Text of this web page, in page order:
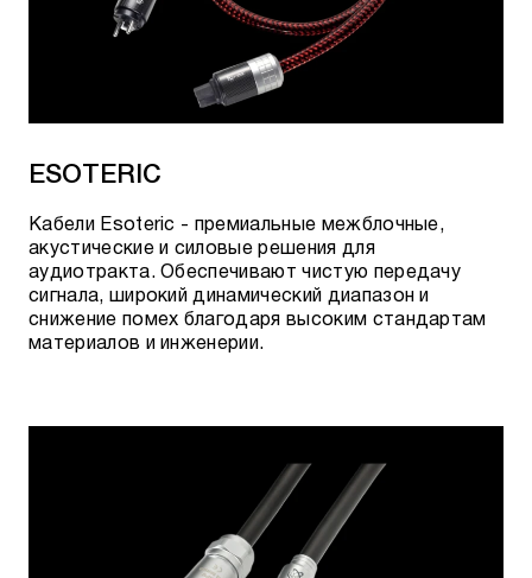
ESOTERIC
Кабели Esoteric - премиальные межблочные,
акустические и силовые решения для
аудиотракта. Обеспечивают чистую передачу
сигнала, широкий динамический диапазон и
снижение помех благодаря высоким стандартам
материалов и инженерии.